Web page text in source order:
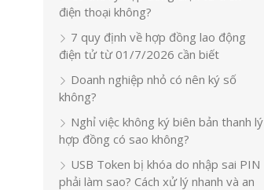
điện thoại không?
7 quy định về hợp đồng lao động
điện tử từ 01/7/2026 cần biết
Doanh nghiệp nhỏ có nên ký số
không?
Nghỉ việc không ký biên bản thanh lý
hợp đồng có sao không?
USB Token bị khóa do nhập sai PIN
phải làm sao? Cách xử lý nhanh và an